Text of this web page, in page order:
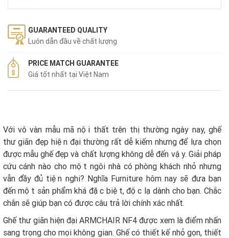
GUARANTEED QUALITY
Luôn dẫn đầu về chất lượng
PRICE MATCH GUARANTEE
Giá tốt nhất tại Việt Nam
Với vô vàn mẫu mã nội thất trên thị thường ngày nay, ghế
thư giãn đẹp hiện đại thường rất dễ kiếm nhưng để lựa chọn
được mẫu ghế đẹp và chất lượng không dễ đến vậy. Giải pháp
cứu cánh nào cho một ngôi nhà có phòng khách nhỏ nhưng
vẫn đầy đủ tiện nghi? Nghĩa Furniture hôm nay sẽ đưa bạn
đến một sản phẩm khá đặc biệt, độc lạ dành cho bạn. Chắc
chắn sẽ giúp bạn có được câu trả lời chính xác nhất.
Ghế thư giãn hiện đại ARMCHAIR NF4 được xem là điểm nhấn
sang trọng cho mọi không gian. Ghế có thiết kế nhỏ gọn, thiết